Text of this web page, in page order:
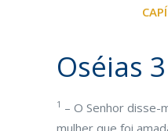
Oséias 3
1 – O Senhor disse-
mulher que foi